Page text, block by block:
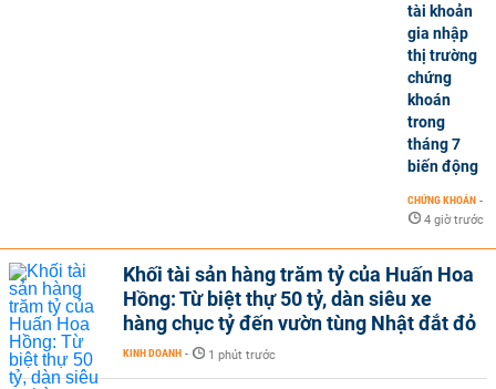
tài khoản
gia nhập
thị trường
chứng
khoán
trong
tháng 7
biến động
CHỨNG KHOÁN -
4 giờ trước
Khối tài sản hàng trăm tỷ của Huấn Hoa
Hồng: Từ biệt thự 50 tỷ, dàn siêu xe
hàng chục tỷ đến vườn tùng Nhật đắt đỏ
KINH DOANH - 1 phút trước